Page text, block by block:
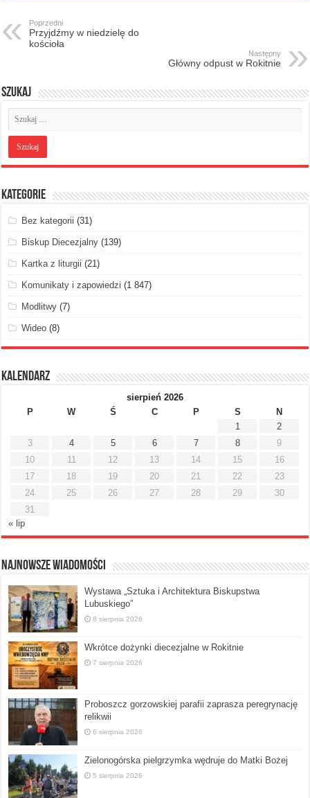
Poprzedni
Przyjdźmy w niedzielę do
kościoła
Następny
Główny odpust w Rokitnie
Szukaj
Kategorie
Bez kategorii (31)
Biskup Diecezjalny (139)
Kartka z liturgii (21)
Komunikaty i zapowiedzi (1 847)
Modlitwy (7)
Wideo (8)
Kalendarz
sierpień 2026
P
W Ś C P S
N
1
2
3
4 5 6 7 8
9
10
11 12 13 14 15
16
17
18 19 20 21 22
23
24
25 26 27 28 29
30
31
« lip
Najnowsze Wiadomości
Wystawa „Sztuka i Architektura Biskupstwa
Lubuskiego”
8 sierpnia 2026
Wkrótce dożynki diecezjalne w Rokitnie
7 sierpnia 2026
Proboszcz gorzowskiej parafii zaprasza peregrynację
relikwii
6 sierpnia 2026
Zielonogórska pielgrzymka wędruje do Matki Bożej
5 sierpnia 2026